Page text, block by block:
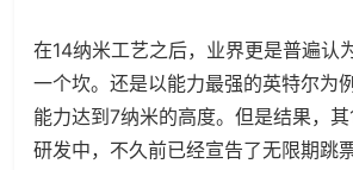
在14纳米工艺之后，业界更是普遍认
一个坎。还是以能力最强的英特尔为
能力达到7纳米的高度。但是结果，
研发中，不久前已经宣告了无限期跳